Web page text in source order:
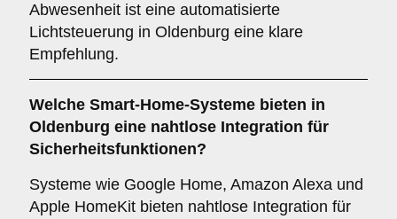
Abwesenheit ist eine automatisierte
Lichtsteuerung in Oldenburg eine klare
Empfehlung.
Welche Smart-Home-Systeme bieten in
Oldenburg eine nahtlose Integration für
Sicherheitsfunktionen?
Systeme wie Google Home, Amazon Alexa und
Apple HomeKit bieten nahtlose Integration für